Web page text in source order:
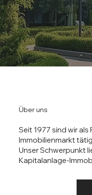
Seit 1977 sind wir als
Immobilienmarkt
Unser Schwerpunkt
Kapitalanlage-
Über uns